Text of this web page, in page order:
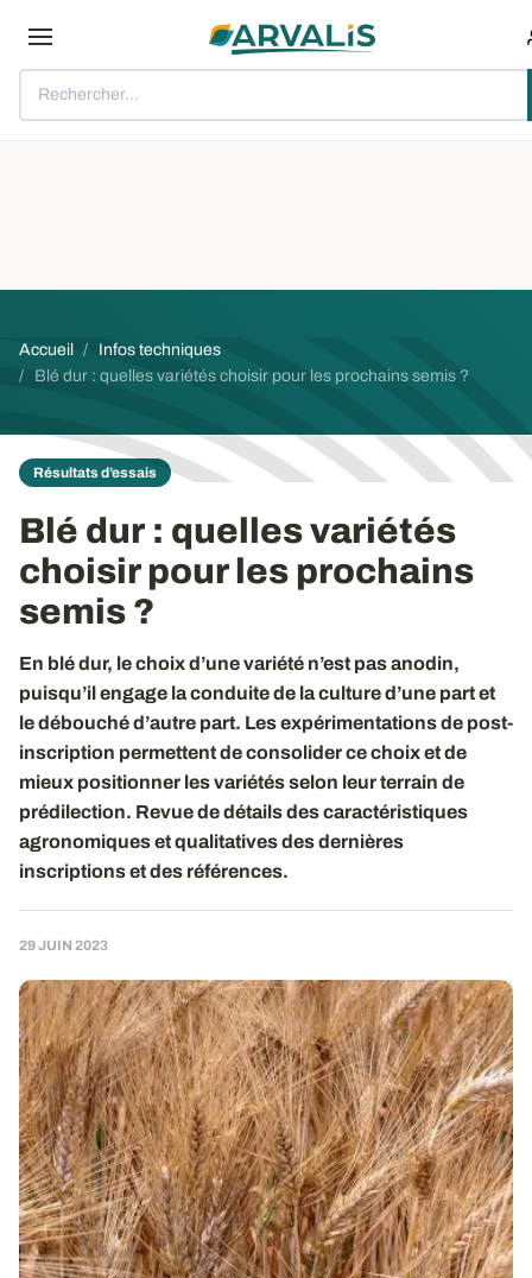
Rechercher...
Fil d'Ariane
Accueil
Infos techniques
Blé dur : quelles variétés choisir pour les prochains semis ?
Résultats d’essais
Blé dur : quelles variétés
choisir pour les prochains
semis ?
En blé dur, le choix d’une variété n’est pas anodin,
puisqu’il engage la conduite de la culture d’une part et
le débouché d’autre part. Les expérimentations de post-
inscription permettent de consolider ce choix et de
mieux positionner les variétés selon leur terrain de
prédilection. Revue de détails des caractéristiques
agronomiques et qualitatives des dernières
inscriptions et des références.
29 JUIN 2023